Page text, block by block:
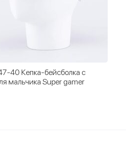
40 Кепка-бейсболка с
мальчика черный-